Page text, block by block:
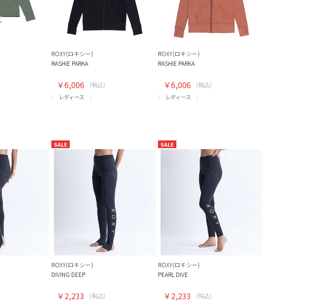
ROXY(ロキシー)
RASHIE PARKA
レディース
￥6,006 (税込)
ROXY(ロキシー)
RASHIE PARKA
レディース
￥6,006 (税込)
SALE
ROXY(ロキシー)
DIVING DEEP
￥2,233 (税込)
SALE
ROXY(ロキシー)
PEARL DIVE
￥2,233 (税込)